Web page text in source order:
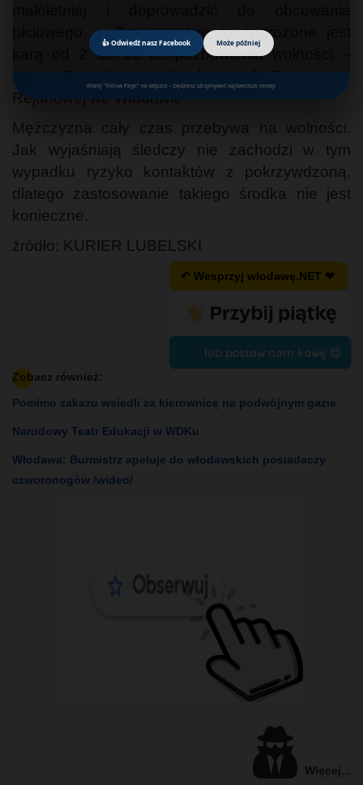
👍 Odwiedź nasz Facebook Może później
Kliknij "Follow Page" na wtyczce – będziesz otrzymywać najświeższe newsy.
płciowego. – Przestępstwo to zagrożone jest
karą od 2 do 12 lat pozbawienia wolności –
mówi Bogusław Lechocki, szef Prokuratury
Rejonowej we Włodawie.
Mężczyzna cały czas przebywa na wolności.
Jak wyjaśniają śledczy nie zachodzi w tym
wypadku ryzyko kontaktów z pokrzywdzoną,
dlatego zastosowanie takiego środka nie jest
konieczne.
źródło: KURIER LUBELSKI
↶ Wesprzyj wlodawę.NET ❤
lub postaw nam kawę 😍
Zobacz również:
Pomimo zakazu wsiedli za kierownicę na podwójnym gazie
Narodowy Teatr Edukacji w WDKu
Włodawa: Burmistrz apeluje do włodawskich posiadaczy
czworonogów /wideo/
Więcej...